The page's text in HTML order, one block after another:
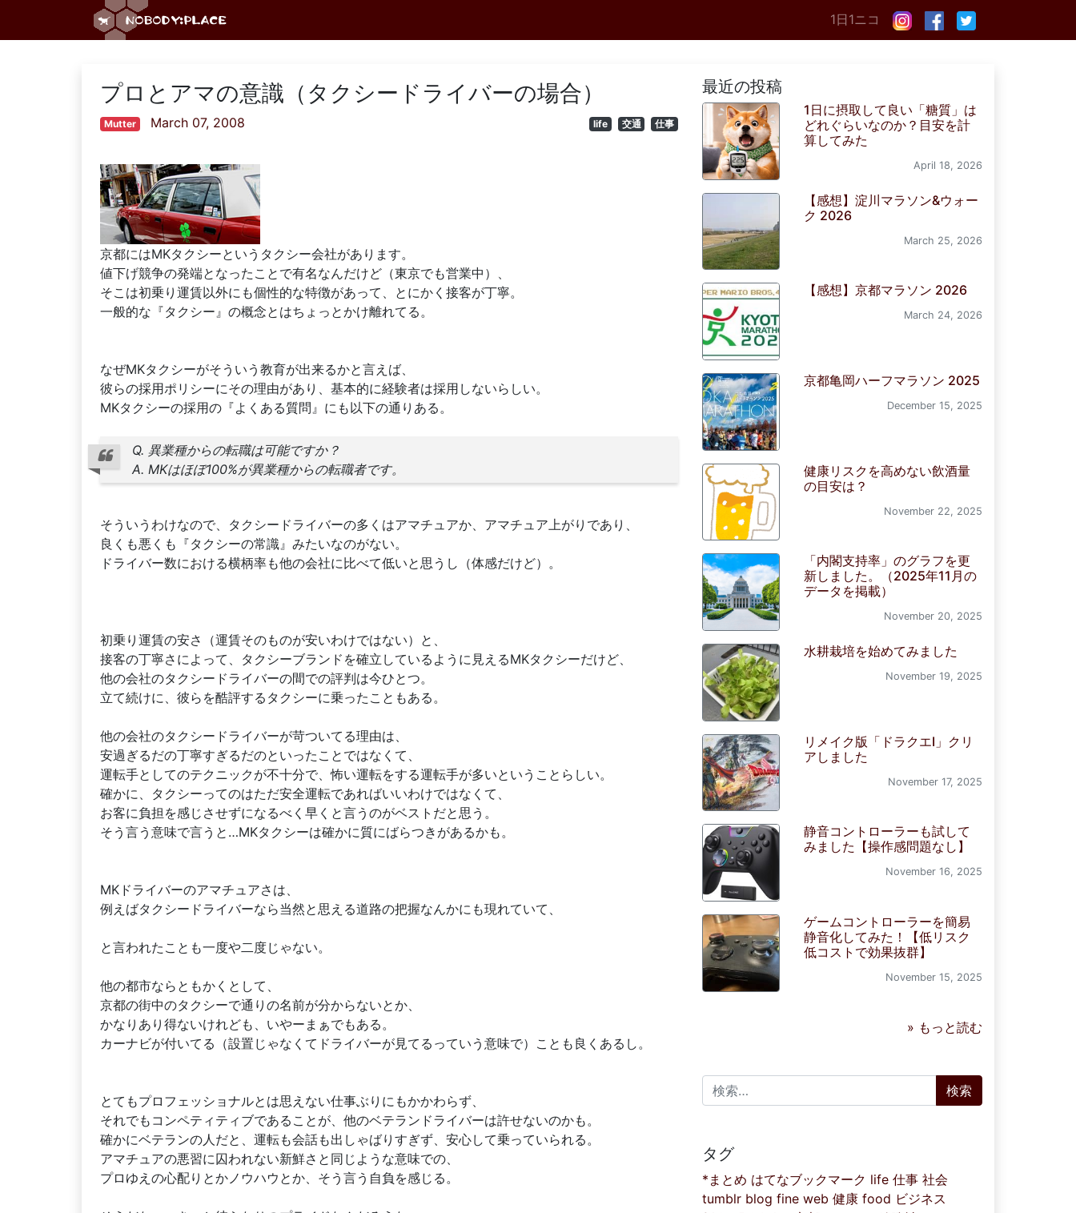
1日1ニコ
プロとアマの意識（タクシードライバーの場合）
Mutter March 07, 2008 life 交通 仕事
京都にはMKタクシーというタクシー会社があります。
値下げ競争の発端となったことで有名なんだけど（東京でも営業中）、
そこは初乗り運賃以外にも個性的な特徴があって、とにかく接客が丁寧。
一般的な『タクシー』の概念とはちょっとかけ離れてる。
なぜMKタクシーがそういう教育が出来るかと言えば、
彼らの採用ポリシーにその理由があり、基本的に経験者は採用しないらしい。
MKタクシーの採用の『よくある質問』にも以下の通りある。
Q. 異業種からの転職は可能ですか？
A. MKはほぼ100%が異業種からの転職者です。
そういうわけなので、タクシードライバーの多くはアマチュアか、アマチュア上がりであり、
良くも悪くも『タクシーの常識』みたいなのがない。
ドライバー数における横柄率も他の会社に比べて低いと思うし（体感だけど）。
初乗り運賃の安さ（運賃そのものが安いわけではない）と、
接客の丁寧さによって、タクシーブランドを確立しているように見えるMKタクシーだけど、
他の会社のタクシードライバーの間での評判は今ひとつ。
立て続けに、彼らを酷評するタクシーに乗ったこともある。
他の会社のタクシードライバーが苛ついてる理由は、
安過ぎるだの丁寧すぎるだのといったことではなくて、
運転手としてのテクニックが不十分で、怖い運転をする運転手が多いということらしい。
確かに、タクシーってのはただ安全運転であればいいわけではなくて、
お客に負担を感じさせずになるべく早くと言うのがベストだと思う。
そう言う意味で言うと…MKタクシーは確かに質にばらつきがあるかも。
MKドライバーのアマチュアさは、
例えばタクシードライバーなら当然と思える道路の把握なんかにも現れていて、
と言われたことも一度や二度じゃない。
他の都市ならともかくとして、
京都の街中のタクシーで通りの名前が分からないとか、
かなりあり得ないけれども、いやーまぁでもある。
カーナビが付いてる（設置じゃなくてドライバーが見てるっていう意味で）ことも良くあるし。
とてもプロフェッショナルとは思えない仕事ぶりにもかかわらず、
それでもコンペティティブであることが、他のベテランドライバーは許せないのかも。
確かにベテランの人だと、運転も会話も出しゃばりすぎず、安心して乗っていられる。
アマチュアの悪習に囚われない新鮮さと同じような意味での、
プロゆえの心配りとかノウハウとか、そう言う自負を感じる。
最近の投稿
1日に摂取して良い「糖質」は
どれぐらいなのか？目安を計
算してみた
April 18, 2026
【感想】淀川マラソン&ウォー
ク 2026
March 25, 2026
【感想】京都マラソン 2026
March 24, 2026
京都亀岡ハーフマラソン 2025
December 15, 2025
健康リスクを高めない飲酒量
の目安は？
November 22, 2025
「内閣支持率」のグラフを更
新しました。（2025年11月の
データを掲載）
November 20, 2025
水耕栽培を始めてみました
November 19, 2025
リメイク版「ドラクエI」クリ
アしました
November 17, 2025
静音コントローラーも試して
みました【操作感問題なし】
November 16, 2025
ゲームコントローラーを簡易
静音化してみた！【低リスク
低コストで効果抜群】
November 15, 2025
» もっと読む
検索:
タグ
*まとめ はてなブックマーク life 仕事 社会
tumblr blog fine web 健康 food ビジネス